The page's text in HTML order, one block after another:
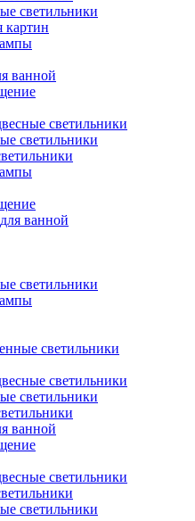
светильники
картин
ванной
светильники
светильники
ванной
светильники
светильники
светильники
светильники
ванной
светильники
светильники